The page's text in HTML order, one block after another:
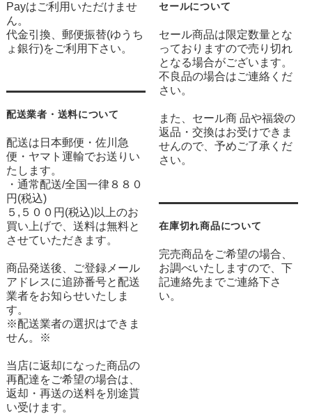
Payはご利用いただけませ
ん。
代金引換、郵便振替(ゆうち
ょ銀行)をご利用下さい。
配送業者・送料について
配送は日本郵便・佐川急
便・ヤマト運輸でお送りい
たします。
・通常配送/全国一律８８０
円(税込)
５,５００円(税込)以上のお
買い上げで、送料は無料と
させていただきます。
商品発送後、ご登録メール
アドレスに追跡番号と配送
業者をお知らせいたしま
す。
※配送業者の選択はできま
せん。※
当店に返却になった商品の
再配達をご希望の場合は、
返却・再送の送料を別途貰
い受けます。
セールについて
セール商品は限定数量とな
っておりますので売り切れ
となる場合がございます。
不良品の場合はご連絡くだ
さい。
また、セール商 品や福袋の
返品・交換はお受けできま
せんので、予めご了承くだ
さい。
在庫切れ商品について
完売商品をご希望の場合、
お調べいたしますので、下
記連絡先までご連絡下さ
い。